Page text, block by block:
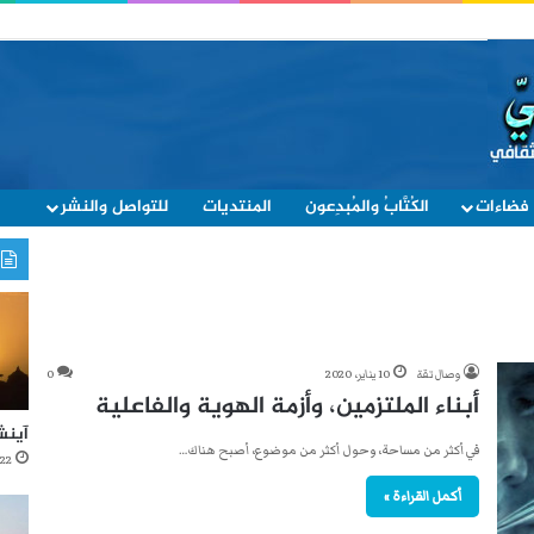
فضاءات الكُتَّابُ والمُبدِعون المنتديات للتواصل والنشر
وصال تقة 10 يناير، 2020 0
أبناء الملتزمين، وأزمة الهوية والفاعلية
في أكثر من مساحة، وحول أكثر من موضوع، أصبح هناك…
أكمل القراءة »
22 أكتوبر، 2021